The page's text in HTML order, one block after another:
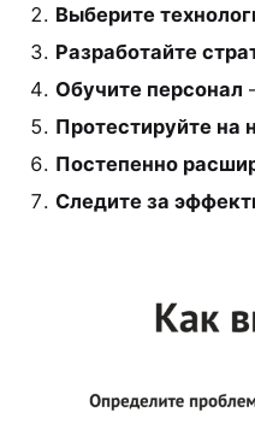
Выберите
Разработайте
Обучите персонал
Протестируйте на
Постепенно
Следите за